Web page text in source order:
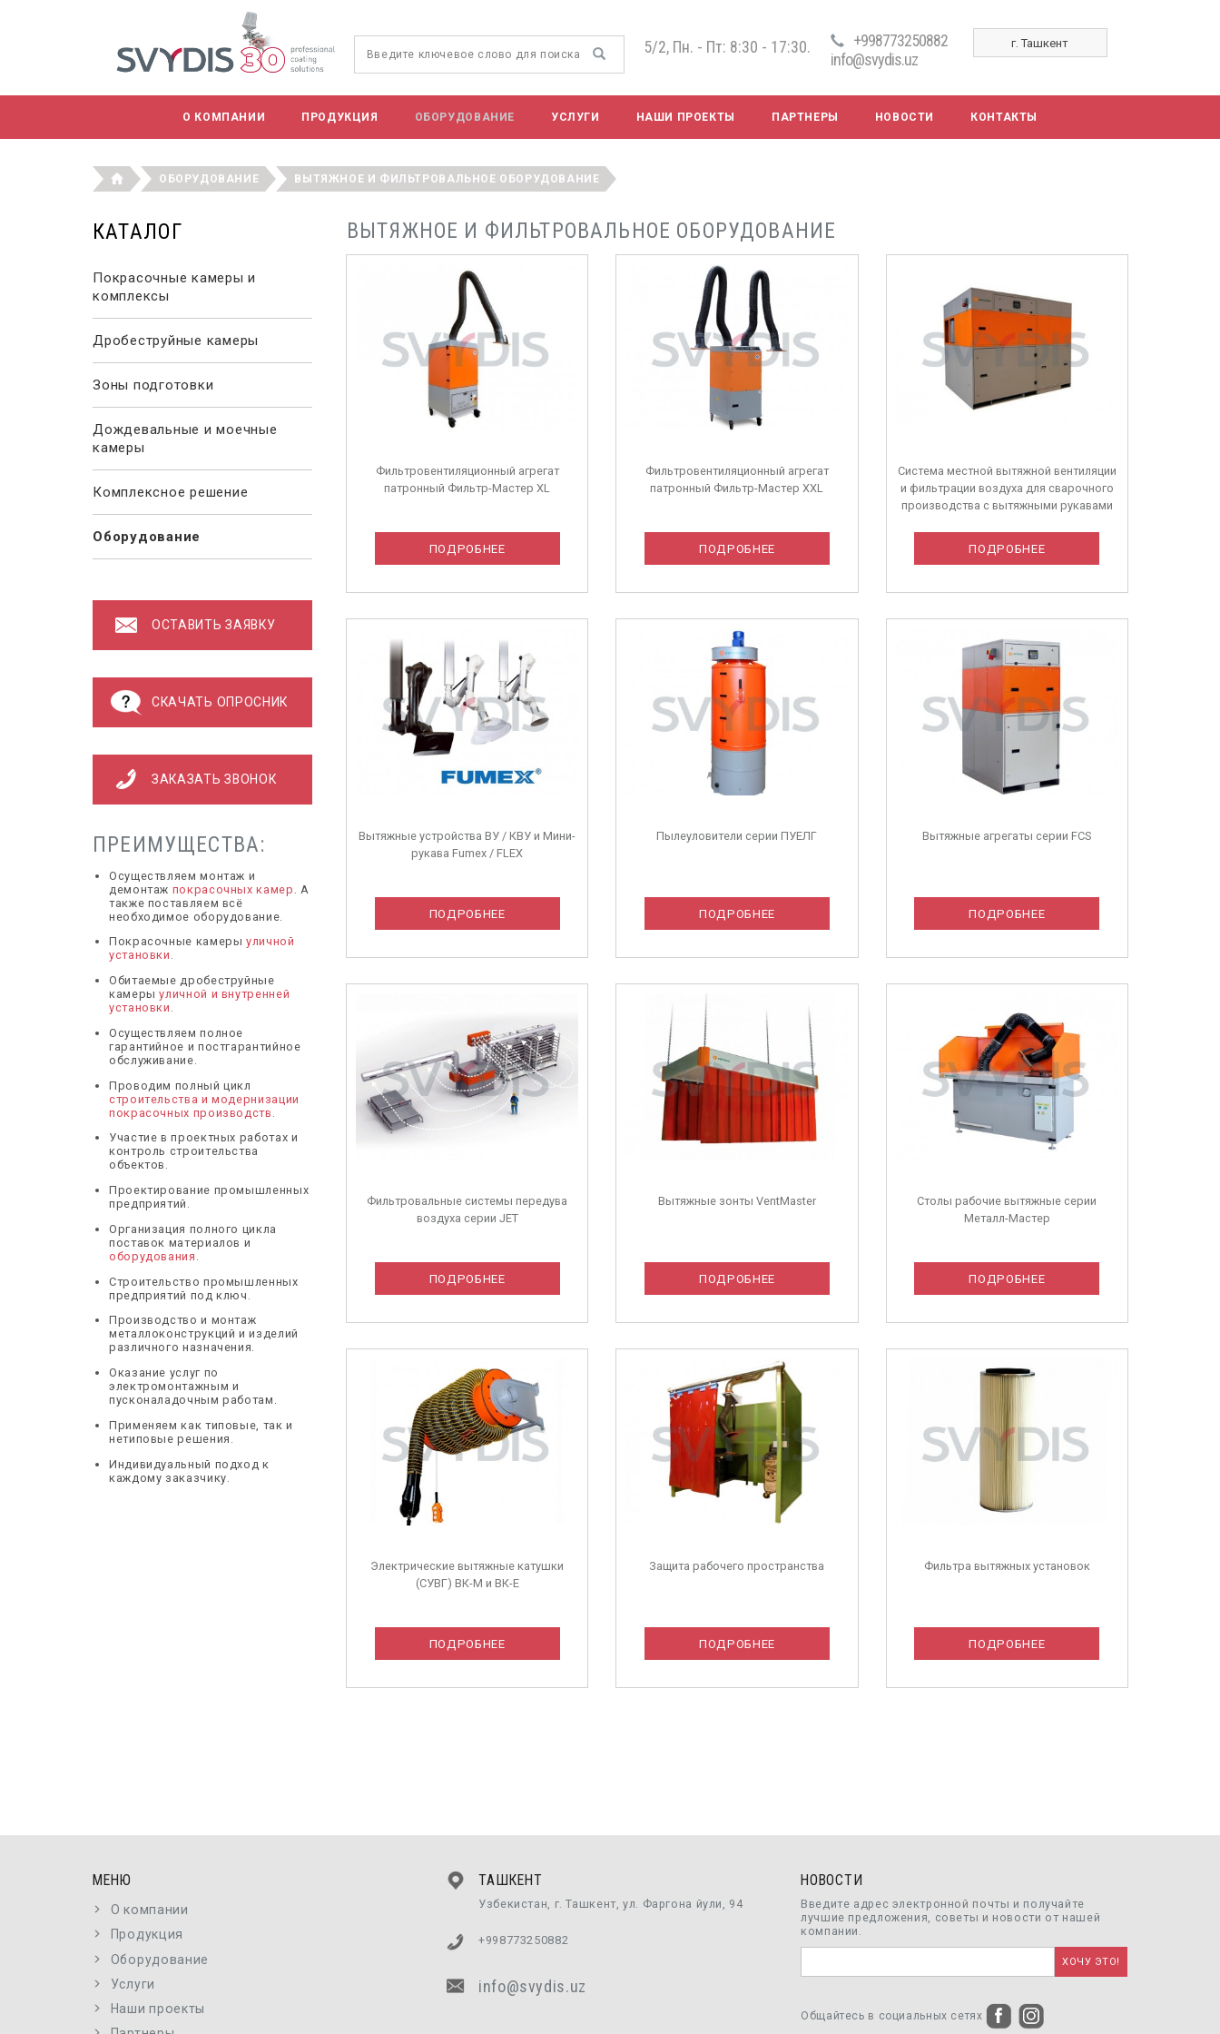
5/2, Пн. - Пт: 8:30 - 17:30.
+998773250882
info@svydis.uz
г. Ташкент
О КОМПАНИИ ПРОДУКЦИЯ ОБОРУДОВАНИЕ УСЛУГИ НАШИ ПРОЕКТЫ ПАРТНЕРЫ НОВОСТИ КОНТАКТЫ
ОБОРУДОВАНИЕ ВЫТЯЖНОЕ И ФИЛЬТРОВАЛЬНОЕ ОБОРУДОВАНИЕ
КАТАЛОГ
Покрасочные камеры и
комплексы
Дробеструйные камеры
Зоны подготовки
Дождевальные и моечные
камеры
Комплексное решение
Оборудование
ОСТАВИТЬ ЗАЯВКУ
СКАЧАТЬ ОПРОСНИК
ЗАКАЗАТЬ ЗВОНОК
ПРЕИМУЩЕСТВА:
Осуществляем монтаж и
демонтаж покрасочных камер
. А
также поставляем всё
необходимое оборудование.
Покрасочные камерыуличной
установки .
Обитаемые дробеструйные
камерыуличной и внутренней
установки .
Осуществляем полное
гарантийное и постгарантийное
обслуживание.
Проводим полный цикл
строительства и модернизации
покрасочных производств
Участие в проектных работах и
контроль строительства
объектов.
Проектирование промышленных
предприятий.
Организация полного цикла
поставок материалов и
оборудования
Строительство промышленных
предприятий под ключ.
Производство и монтаж
металлоконструкций и изделий
различного назначения.
Оказание услуг по
электромонтажным и
пусконаладочным работам.
Применяем как типовые, так и
нетиповые решения.
Индивидуальный подход к
каждому заказчику.
ВЫТЯЖНОЕ И ФИЛЬТРОВАЛЬНОЕ ОБОРУДОВАНИЕ
Фильтровентиляционный агрегат
патронный Фильтр-Мастер XL
ПОДРОБНЕЕ
Фильтровентиляционный агрегат
патронный Фильтр-Мастер XXL
ПОДРОБНЕЕ
Система местной вытяжной вентиляции
и фильтрации воздуха для сварочного
производства с вытяжными рукавами
ПОДРОБНЕЕ
Вытяжные устройства ВУ / КВУ и Мини-
рукава Fumex / FLEX
ПОДРОБНЕЕ
Пылеуловители серии ПУЕЛГ
ПОДРОБНЕЕ
Вытяжные агрегаты серии FCS
ПОДРОБНЕЕ
Фильтровальные системы передува
воздуха серии JET
ПОДРОБНЕЕ
Вытяжные зонты VentMaster
ПОДРОБНЕЕ
Столы рабочие вытяжные серии
Металл-Мастер
ПОДРОБНЕЕ
Электрические вытяжные катушки
(СУВГ) ВК-М и ВК-Е
ПОДРОБНЕЕ
Защита рабочего пространства
ПОДРОБНЕЕ
Фильтра вытяжных установок
ПОДРОБНЕЕ
МЕНЮ
О компании
Продукция
Оборудование
Услуги
Наши проекты
ТАШКЕНТ
Узбекистан, г. Ташкент, ул. Фаргона йули, 94
+998773250882
info@svydis.uz
НОВОСТИ
Введите адрес электронной почты и получайте
лучшие предложения, советы и новости от нашей
компании.
Общайтесь в социальных сетях